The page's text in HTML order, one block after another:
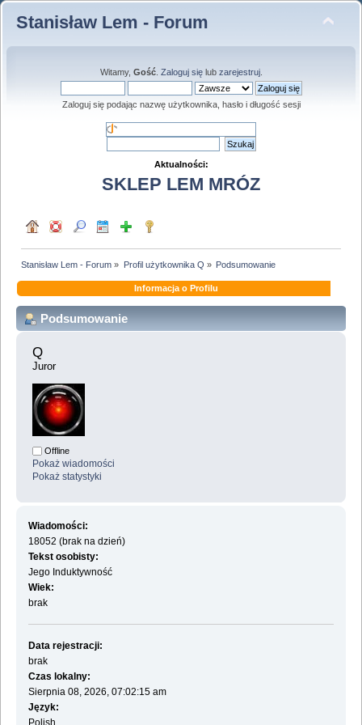
Stanisław Lem - Forum
Witamy, Gość. Zaloguj sięlub zarejestruj.
Zaloguj się podając nazwę użytkownika, hasło i długość sesji
Aktualności:
SKLEP LEM MRÓZ
Stanisław Lem - Forum » Profil użytkownika Q » Podsumowanie
Informacja o Profilu
Podsumowanie
Q
Juror
Offline
Pokaż wiadomości
Pokaż statystyki
Wiadomości:
18052 (brak na dzień)
Tekst osobisty:
Jego Induktywność
Wiek:
brak
Data rejestracji:
brak
Czas lokalny:
Sierpnia 08, 2026, 07:02:15 am
Język:
Polish